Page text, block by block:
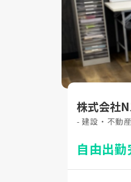
株式会社
- 建設・不動
自由出